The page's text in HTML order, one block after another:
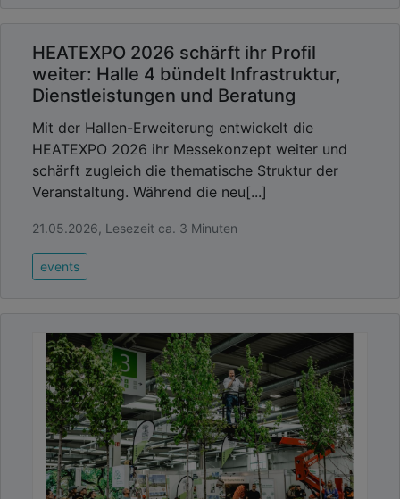
HEATEXPO 2026 schärft ihr Profil
weiter: Halle 4 bündelt Infrastruktur,
Dienstleistungen und Beratung
Mit der Hallen-Erweiterung entwickelt die
HEATEXPO 2026 ihr Messekonzept weiter und
schärft zugleich die thematische Struktur der
Veranstaltung. Während die neu[...]
21.05.2026, Lesezeit ca. 3 Minuten
events